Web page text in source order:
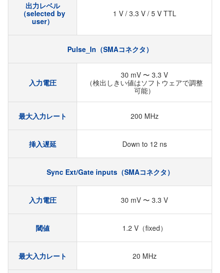
出力レベル
（selected by
user）
1 V / 3.3 V / 5 V TTL
Pulse_In（SMAコネクタ）
入力電圧
30 mV 〜 3.3 V
（検出しきい値はソフトウェアで調整
可能）
最大入力レート 200 MHz
挿入遅延 Down to 12 ns
Sync Ext/Gate inputs（SMAコネクタ）
入力電圧 30 mV 〜 3.3 V
閾値 1.2 V（fixed）
最大入力レート 20 MHz